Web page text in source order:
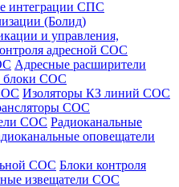
интеграции СПС
(Болид)
и управления,
адресной СОС
Адресные расширители
блоки СОС
Изоляторы КЗ линий СОС
СОС
СОС Радиоканальные
оповещатели
СОС Блоки контроля
извещатели СОС